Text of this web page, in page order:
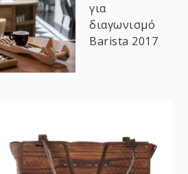
για
διαγωνισμό
Barista 2017